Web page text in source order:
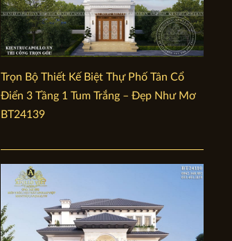
Trọn Bộ Thiết Kế Biệt Thự Phố Tân Cổ
Điển 3 Tầng 1 Tum Trắng – Đẹp Như Mơ
BT24139